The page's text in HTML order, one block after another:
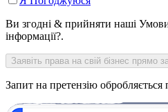
Ви згодні & прийняти наші
інформації?.
Запит на претензію обробляється